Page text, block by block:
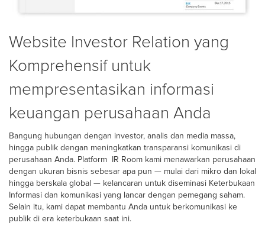
Website Investor Relation yang
Komprehensif untuk
mempresentasikan informasi
keuangan perusahaan Anda
Bangung hubungan dengan investor, analis dan media massa,
hingga publik dengan meningkatkan transparansi komunikasi di
perusahaan Anda. Platform IR Room kami menawarkan perusahaan
dengan ukuran bisnis sebesar apa pun — mulai dari mikro dan lokal
hingga berskala global — kelancaran untuk diseminasi Keterbukaan
Informasi dan komunikasi yang lancar dengan pemegang saham.
Selain itu, kami dapat membantu Anda untuk berkomunikasi ke
publik di era keterbukaan saat ini.